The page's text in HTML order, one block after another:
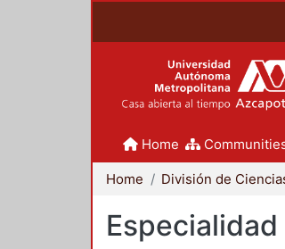
Home
Home